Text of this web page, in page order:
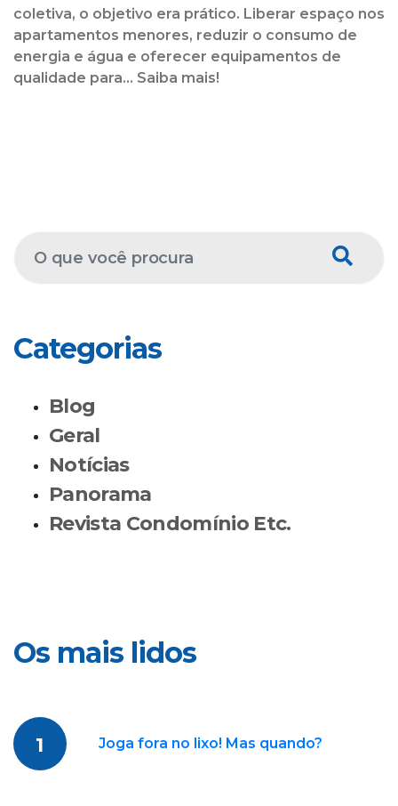
coletiva, o objetivo era prático. Liberar espaço nos
apartamentos menores, reduzir o consumo de
energia e água e oferecer equipamentos de
qualidade para... Saiba mais!
Categorias
Blog
Geral
Notícias
Panorama
Revista Condomínio Etc.
Os mais lidos
1 Joga fora no lixo! Mas quando?